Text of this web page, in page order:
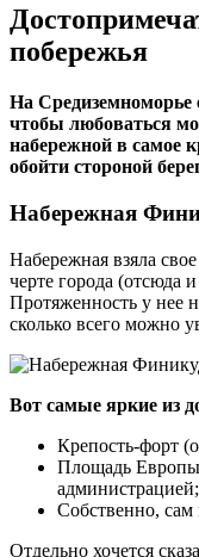
побережья
На Средиземноморье
чтобы любоваться
набережной в самое
обойти стороной
Набережная
Набережная взяла
черте города (отсюда
Протяженность у нее
сколько всего можно
Вот самые яркие из
Крепость-форт
Площадь Европы
администрацией;
Собственно,
Отдельно хочется